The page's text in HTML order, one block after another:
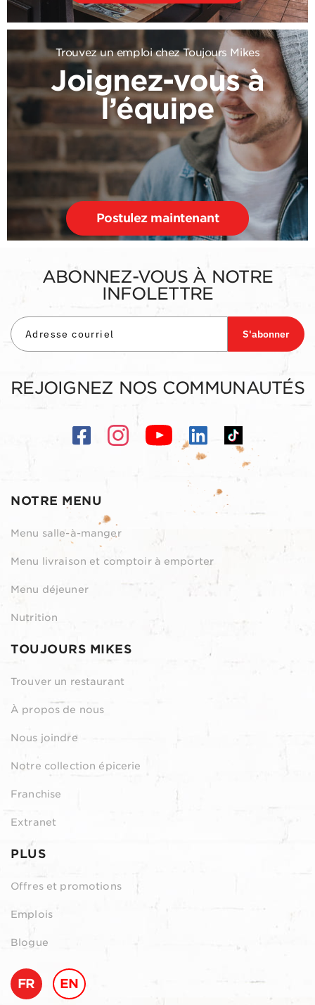
Trouvez un emploi chez Toujours Mikes
Joignez-vous à
l’équipe
Postulez maintenant
NOTRE MENU
Menu salle-à-manger
Menu livraison et comptoir à emporter
Menu déjeuner
Nutrition
TOUJOURS MIKES
Trouver un restaurant
À propos de nous
Nous joindre
Notre collection épicerie
Franchise
Extranet
PLUS
Offres et promotions
Emplois
Blogue
FR EN
ABONNEZ-VOUS À NOTRE
INFOLETTRE
S'abonner
REJOIGNEZ NOS COMMUNAUTÉS